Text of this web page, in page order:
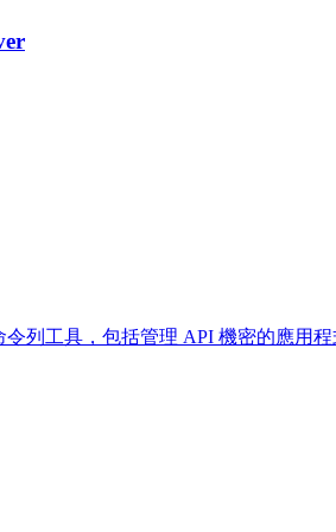
令列工具，包括管理 API 機密的應用